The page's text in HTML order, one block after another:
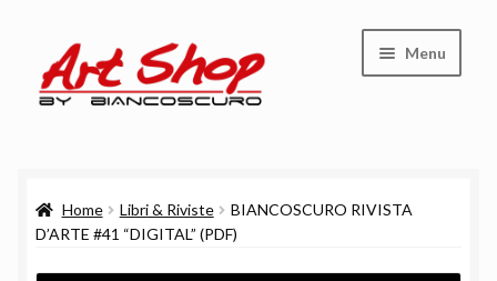
alla
navigazione
al
contenuto
Menu
Carrello
Cassa
Home Libri & Riviste
BIANCOSCURO RIVISTA
D’ARTE #41 “DIGITAL” (PDF)